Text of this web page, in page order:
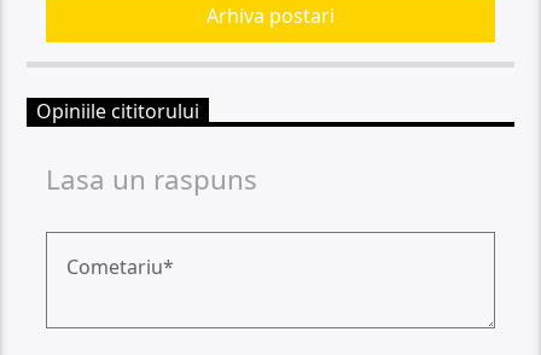
Arhiva postari
Opiniile cititorului
Lasa un raspuns